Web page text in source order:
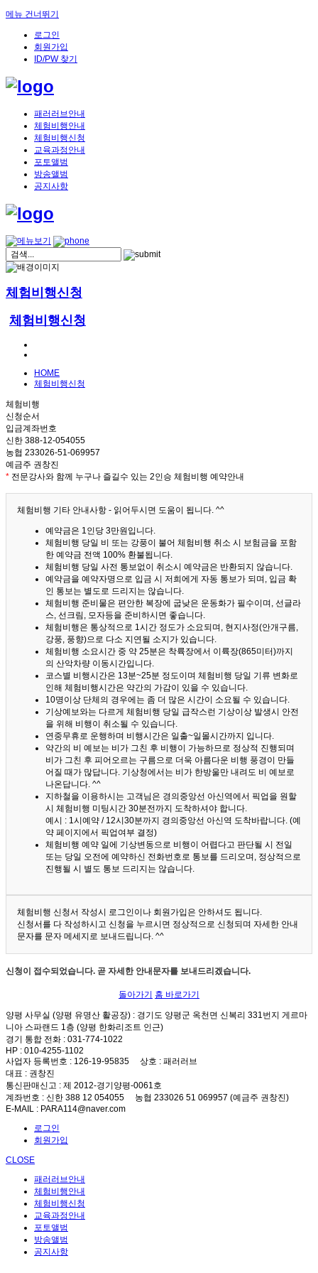
메뉴 건너뛰기
로그인
회원가입
ID/PW 찾기
패러러브안내
체험비행안내
체험비행신청
교육과정안내
포토앨범
방송앨범
공지사항
체험비행신청
체험비행신청
HOME
체험비행신청
체험비행
신청순서
입금계좌번호
신한 388-12-054055
농협 233026-51-069957
예금주 권창진
* 전문강사와 함께 누구나 즐길수 있는 2인승 체험비행 예약안내
체험비행 기타 안내사항 - 읽어두시면 도움이 됩니다. ^^
예약금은 1인당 3만원입니다.
체험비행 당일 비 또는 강풍이 불어 체험비행 취소 시 보험금을 포함
한 예약금 전액 100% 환불됩니다.
체험비행 당일 사전 통보없이 취소시 예약금은 반환되지 않습니다.
예약금을 예약자명으로 입금 시 저희에게 자동 통보가 되며, 입금 확
인 통보는 별도로 드리지는 않습니다.
체험비행 준비물은 편안한 복장에 굽낮은 운동화가 필수이며, 선글라
스, 선크림, 모자등을 준비하시면 좋습니다.
체험비행은 통상적으로 1시간 정도가 소요되며, 현지사정(안개구름,
강풍, 풍향)으로 다소 지연될 소지가 있습니다.
체험비행 소요시간 중 약 25분은 착륙장에서 이륙장(865미터)까지
의 산악차량 이동시간입니다.
코스별 비행시간은 13분~25분 정도이며 체험비행 당일 기류 변화로
인해 체험비행시간은 약간의 가감이 있을 수 있습니다.
10명이상 단체의 경우에는 좀 더 많은 시간이 소요될 수 있습니다.
기상예보와는 다르게 체험비행 당일 급작스런 기상이상 발생시 안전
을 위해 비행이 취소될 수 있습니다.
연중무휴로 운행하며 비행시간은 일출~일몰시간까지 입니다.
약간의 비 예보는 비가 그친 후 비행이 가능하므로 정상적 진행되며
비가 그친 후 피어오르는 구름으로 더욱 아름다운 비행 풍경이 만들
어질 때가 많답니다. 기상청에서는 비가 한방울만 내려도 비 예보로
나온답니다. ^^
지하철을 이용하시는 고객님은 경의중앙선 아신역에서 픽업을 원할
시 체험비행 미팅시간 30분전까지 도착하셔야 합니다.
예시 : 1시예약 / 12시30분까지 경의중앙선 아신역 도착바랍니다. (예
약 페이지에서 픽업여부 결정)
체험비행 예약 일에 기상변동으로 비행이 어렵다고 판단될 시 전일
또는 당일 오전에 예약하신 전화번호로 통보를 드리오며, 정상적으로
진행될 시 별도 통보 드리지는 않습니다.
체험비행 신청서 작성시 로그인이나 회원가입은 안하셔도 됩니다.
신청서를 다 작성하시고 신청을 누르시면 정상적으로 신청되며 자세한 안내
문자를 문자 메세지로 보내드립니다. ^^
신청이 접수되었습니다. 곧 자세한 안내문자를 보내드리겠습니다.
돌아가기 홈 바로가기
양평 사무실 (양평 유명산 활공장) : 경기도 양평군 옥천면 신복리 331번지 게르마
니아 스파랜드 1층 (양평 한화리조트 인근)
경기 통합 전화 : 031-774-1022
HP : 010-4255-1102
사업자 등록번호 : 126-19-95835 상호 : 패러러브
대표 : 권창진
통신판매신고 : 제 2012-경기양평-0061호
계좌번호 : 신한 388 12 054055 농협 233026 51 069957 (예금주 권창진)
E-MAIL : PARA114@naver.com
로그인
회원가입
CLOSE
패러러브안내
체험비행안내
체험비행신청
교육과정안내
포토앨범
방송앨범
공지사항